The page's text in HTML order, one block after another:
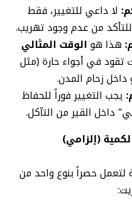
لا داعي للتغيير، فقط
من عدم وجود تهريب.
هذا هوالوقت المثالي
تقود في أجواء حارة (مثل
زحام المدن.
يجب التغيير فوراً للحفاظ
داخل القير من التآكل.
2025 مصممة لتعمل حصراً بنوع واحد من